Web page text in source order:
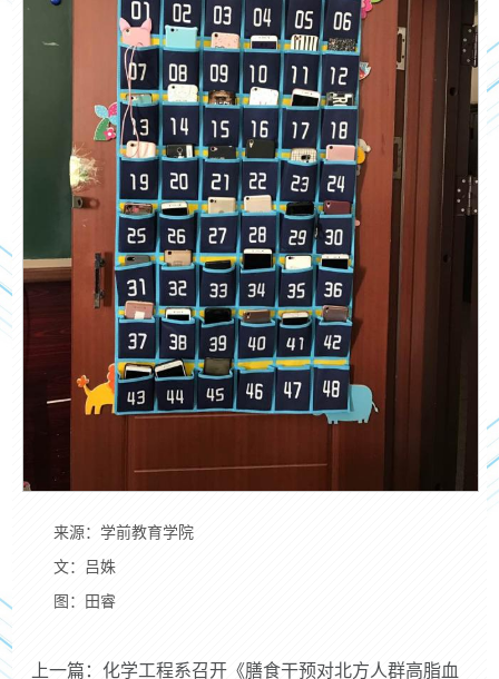
来源：学前教育学院
文：吕姝
图：田睿
上一篇：化学工程系召开《膳食干预对北方人群高脂血